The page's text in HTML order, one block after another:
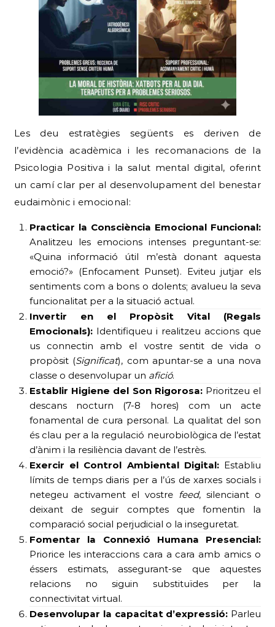
Les deu estratègies següents es deriven de
l’evidència acadèmica i les recomanacions de la
Psicologia Positiva i la salut mental digital, oferint
un camí clar per al desenvolupament del benestar
eudaimònic i emocional:
Practicar la Consciència Emocional Funcional:
Analitzeu les emocions intenses preguntant-se:
«Quina informació útil m’està donant aquesta
emoció?» (Enfocament Punset). Eviteu jutjar els
sentiments com a bons o dolents; avalueu la seva
funcionalitat per a la situació actual.
Invertir en el Propòsit Vital (Regals
Emocionals): Identifiqueu i realitzeu accions que
us connectin amb el vostre sentit de vida o
propòsit (Significat), com apuntar-se a una nova
classe o desenvolupar un afició.
Establir Higiene del Son Rigorosa:Prioritzeu el
descans nocturn (7-8 hores) com un acte
fonamental de cura personal. La qualitat del son
és clau per a la regulació neurobiològica de l’estat
d’ànim i la resiliència davant de l’estrès.
Exercir el Control Ambiental Digital:Establiu
límits de temps diaris per a l’ús de xarxes socials i
netegeu activament el vostre feed, silenciant o
deixant de seguir comptes que fomentin la
comparació social perjudicial o la inseguretat.
Fomentar la Connexió Humana Presencial:
Priorice les interaccions cara a cara amb amics o
éssers estimats, assegurant-se que aquestes
relacions no siguin substituïdes per la
connectivitat virtual.
Desenvolupar la capacitat d’expressió: Parleu